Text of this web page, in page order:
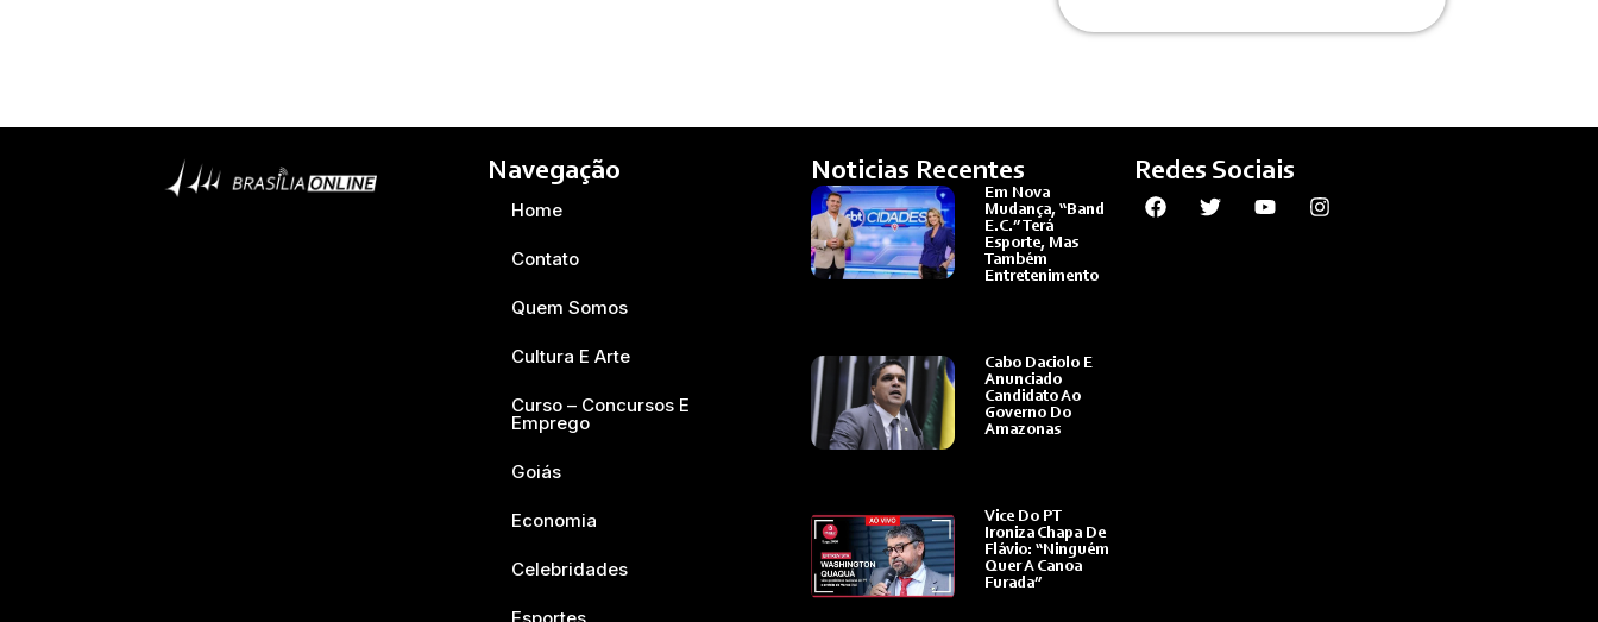
Navegação
Home
Contato
Quem Somos
Cultura E Arte
Curso – Concursos E
Emprego
Goiás
Economia
Celebridades
Esportes
Noticias Recentes
Em Nova
Mudança, “Band
E.C.” Terá
Esporte, Mas
Também
Entretenimento
Cabo Daciolo É
Anunciado
Candidato Ao
Governo Do
Amazonas
Vice Do PT
Ironiza Chapa De
Flávio: “Ninguém
Quer A Canoa
Furada”
Redes Sociais